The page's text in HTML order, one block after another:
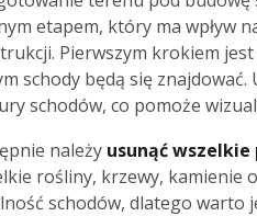
etapem, który ma wpływ
Pierwszym krokiem jest
schody będą się znajdować.
schodów, co pomoże
należy usunąć
rośliny, krzewy, kamienie
schodów, dlatego warto